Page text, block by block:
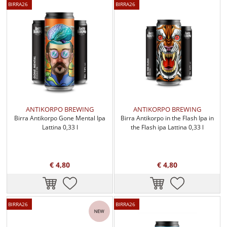
BIRRA26
ANTIKORPO BREWING
Birra Antikorpo Gone Mental Ipa
Lattina 0,33 l
€ 4,80
BIRRA26
ANTIKORPO BREWING
Birra Antikorpo in the Flash Ipa in
the Flash ipa Lattina 0,33 l
€ 4,80
BIRRA26 BIRRA26